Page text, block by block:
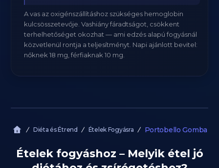
A vas az oxigénszállításhoz szükséges hemoglobin
kulcsösszetevője. Vashiány fáradtságot, csökkent
terhelhetőséget okozhat — ami edzés alapú fogyásnál
közvetlenül rontja a teljesítményt. Napi ajánlott bevitel:
nőknek 18 mg, férfiaknak 10 mg.
Diéta és Étrend Ételek Fogyásra Portobello Gomba
Ételek fogyáshoz – Melyik étel jó